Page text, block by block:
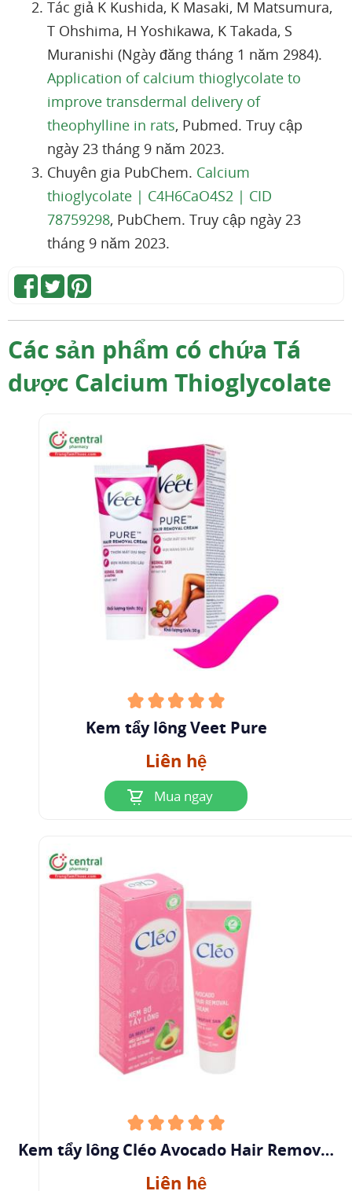
Tác giả K Kushida, K Masaki, M Matsumura,
T Ohshima, H Yoshikawa, K Takada, S
Muranishi (Ngày đăng tháng 1 năm 2984).
Application of calcium thioglycolate to
improve transdermal delivery of
theophylline in rats, Pubmed. Truy cập
ngày 23 tháng 9 năm 2023.
Chuyên gia PubChem. Calcium
thioglycolate | C4H6CaO4S2 | CID
78759298, PubChem. Truy cập ngày 23
tháng 9 năm 2023.
Các sản phẩm có chứa Tá
dược Calcium Thioglycolate
Kem tẩy lông Veet Pure
Liên hệ
Mua ngay
Kem tẩy lông Cléo Avocado Hair Removal
Liên hệ